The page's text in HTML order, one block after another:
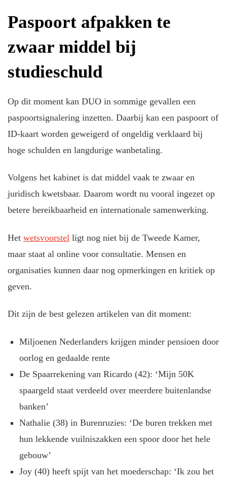
Paspoort afpakken te
zwaar middel bij
studieschuld
Op dit moment kan DUO in sommige gevallen een
paspoortsignalering inzetten. Daarbij kan een paspoort of
ID-kaart worden geweigerd of ongeldig verklaard bij
hoge schulden en langdurige wanbetaling.
Volgens het kabinet is dat middel vaak te zwaar en
juridisch kwetsbaar. Daarom wordt nu vooral ingezet op
betere bereikbaarheid en internationale samenwerking.
Het wetsvoorstel ligt nog niet bij de Tweede Kamer,
maar staat al online voor consultatie. Mensen en
organisaties kunnen daar nog opmerkingen en kritiek op
geven.
Dit zijn de best gelezen artikelen van dit moment:
Miljoenen Nederlanders krijgen minder pensioen door
oorlog en gedaalde rente
De Spaarrekening van Ricardo (42): ‘Mijn 50K
spaargeld staat verdeeld over meerdere buitenlandse
banken’
Nathalie (38) in Burenruzies: ‘De buren trekken met
hun lekkende vuilniszakken een spoor door het hele
gebouw’
Joy (40) heeft spijt van het moederschap: ‘Ik zou het